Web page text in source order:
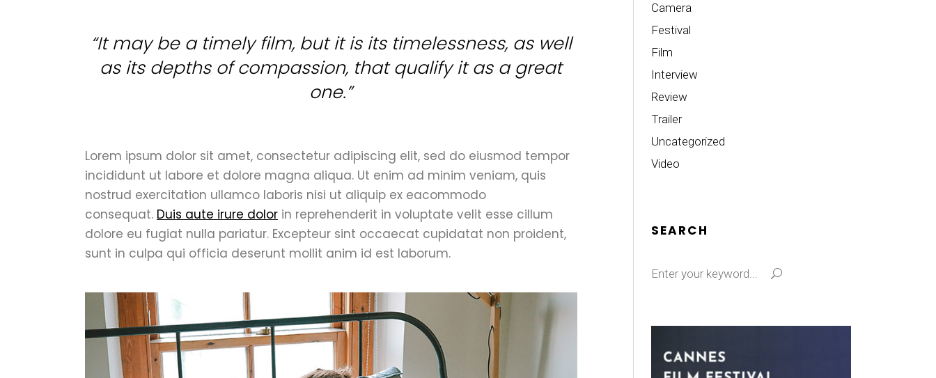
“It may be a timely film, but it is its timelessness, as well
as its depths of compassion, that qualify it as a great
one.”
Lorem ipsum dolor sit amet, consectetur adipiscing elit, sed do eiusmod tempor
incididunt ut labore et dolore magna aliqua. Ut enim ad minim veniam, quis
nostrud exercitation ullamco laboris nisi ut aliquip ex eacommodo
consequat. Duis aute irure dolor in reprehenderit in voluptate velit esse cillum
dolore eu fugiat nulla pariatur. Excepteur sint occaecat cupidatat non proident,
sunt in culpa qui officia deserunt mollit anim id est laborum.
Camera
Festival
Film
Interview
Review
Trailer
Uncategorized
Video
SEARCH